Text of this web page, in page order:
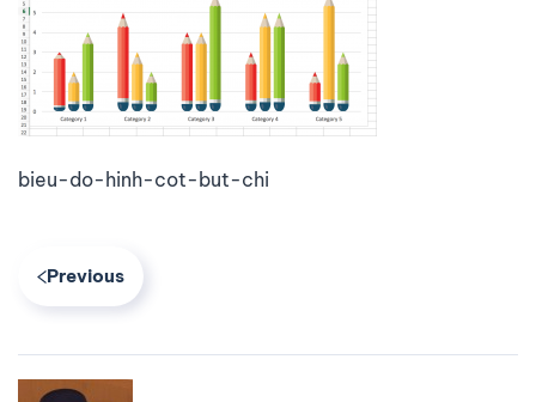
bieu-do-hinh-cot-but-chi
Previous